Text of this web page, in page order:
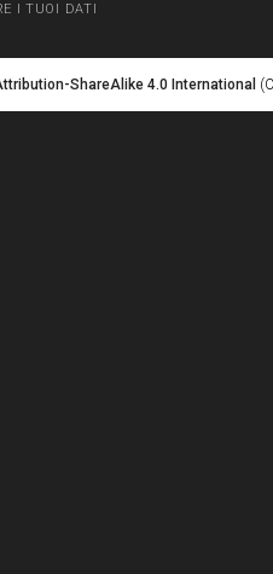
I TUOI DATI
ShareAlike 4.0 International